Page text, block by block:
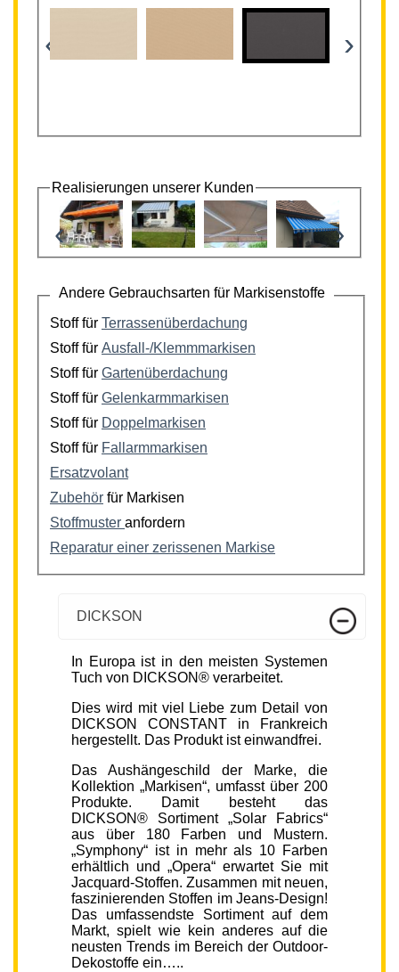
‹ ›
Realisierungen unserer Kunden
‹ ›
Andere Gebrauchsarten für Markisenstoffe
Stoff für Terrassenüberdachung
Stoff für Ausfall-/Klemmmarkisen
Stoff für Gartenüberdachung
Stoff für Gelenkarmmarkisen
Stoff für Doppelmarkisen
Stoff für Fallarmmarkisen
Ersatzvolant
Zubehör für Markisen
Stoffmuster anfordern
Reparatur einer zerissenen Markise
DICKSON
In Europa ist in den meisten Systemen
Tuch von DICKSON® verarbeitet.
Dies wird mit viel Liebe zum Detail von
DICKSON CONSTANT in Frankreich
hergestellt. Das Produkt ist einwandfrei.
Das Aushängeschild der Marke, die
Kollektion „Markisen“, umfasst über 200
Produkte. Damit besteht das
DICKSON® Sortiment „Solar Fabrics“
aus über 180 Farben und Mustern.
„Symphony“ ist in mehr als 10 Farben
erhältlich und „Opera“ erwartet Sie mit
Jacquard-Stoffen. Zusammen mit neuen,
faszinierenden Stoffen im Jeans-Design!
Das umfassendste Sortiment auf dem
Markt, spielt wie kein anderes auf die
neusten Trends im Bereich der Outdoor-
Dekostoffe ein…..